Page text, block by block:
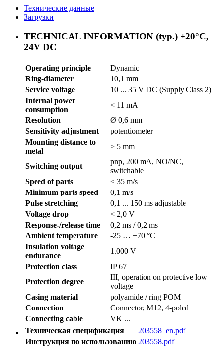
Технические данные
Загрузки
TECHNICAL INFORMATION (typ.) +20°C,
24V DC
Operating principle
Dynamic
Ring-diameter
10,1 mm
Service voltage
10 ... 35 V DC (Supply Class 2)
Internal power
consumption
< 11 mA
Resolution
Ø 0,6 mm
Sensitivity adjustment
potentiometer
Mounting distance to
metal
> 5 mm
Switching output
pnp, 200 mA, NO/NC,
switchable
Speed of parts
< 35 m/s
Minimum parts speed
0,1 m/s
Pulse stretching
0,1 ... 150 ms adjustable
Voltage drop
< 2,0 V
Response-/release time
0,2 ms / 0,2 ms
Ambient temperature
-25 … +70 °C
Insulation voltage
endurance
1.000 V
Protection class
IP 67
Protection degree
III, operation on protective low
voltage
Casing material
polyamide / ring POM
Connection
Connector, M12, 4-poled
Connecting cable
VK ...
Техническая спецификация
203558_en.pdf
Инструкция по использованию 203558.pdf